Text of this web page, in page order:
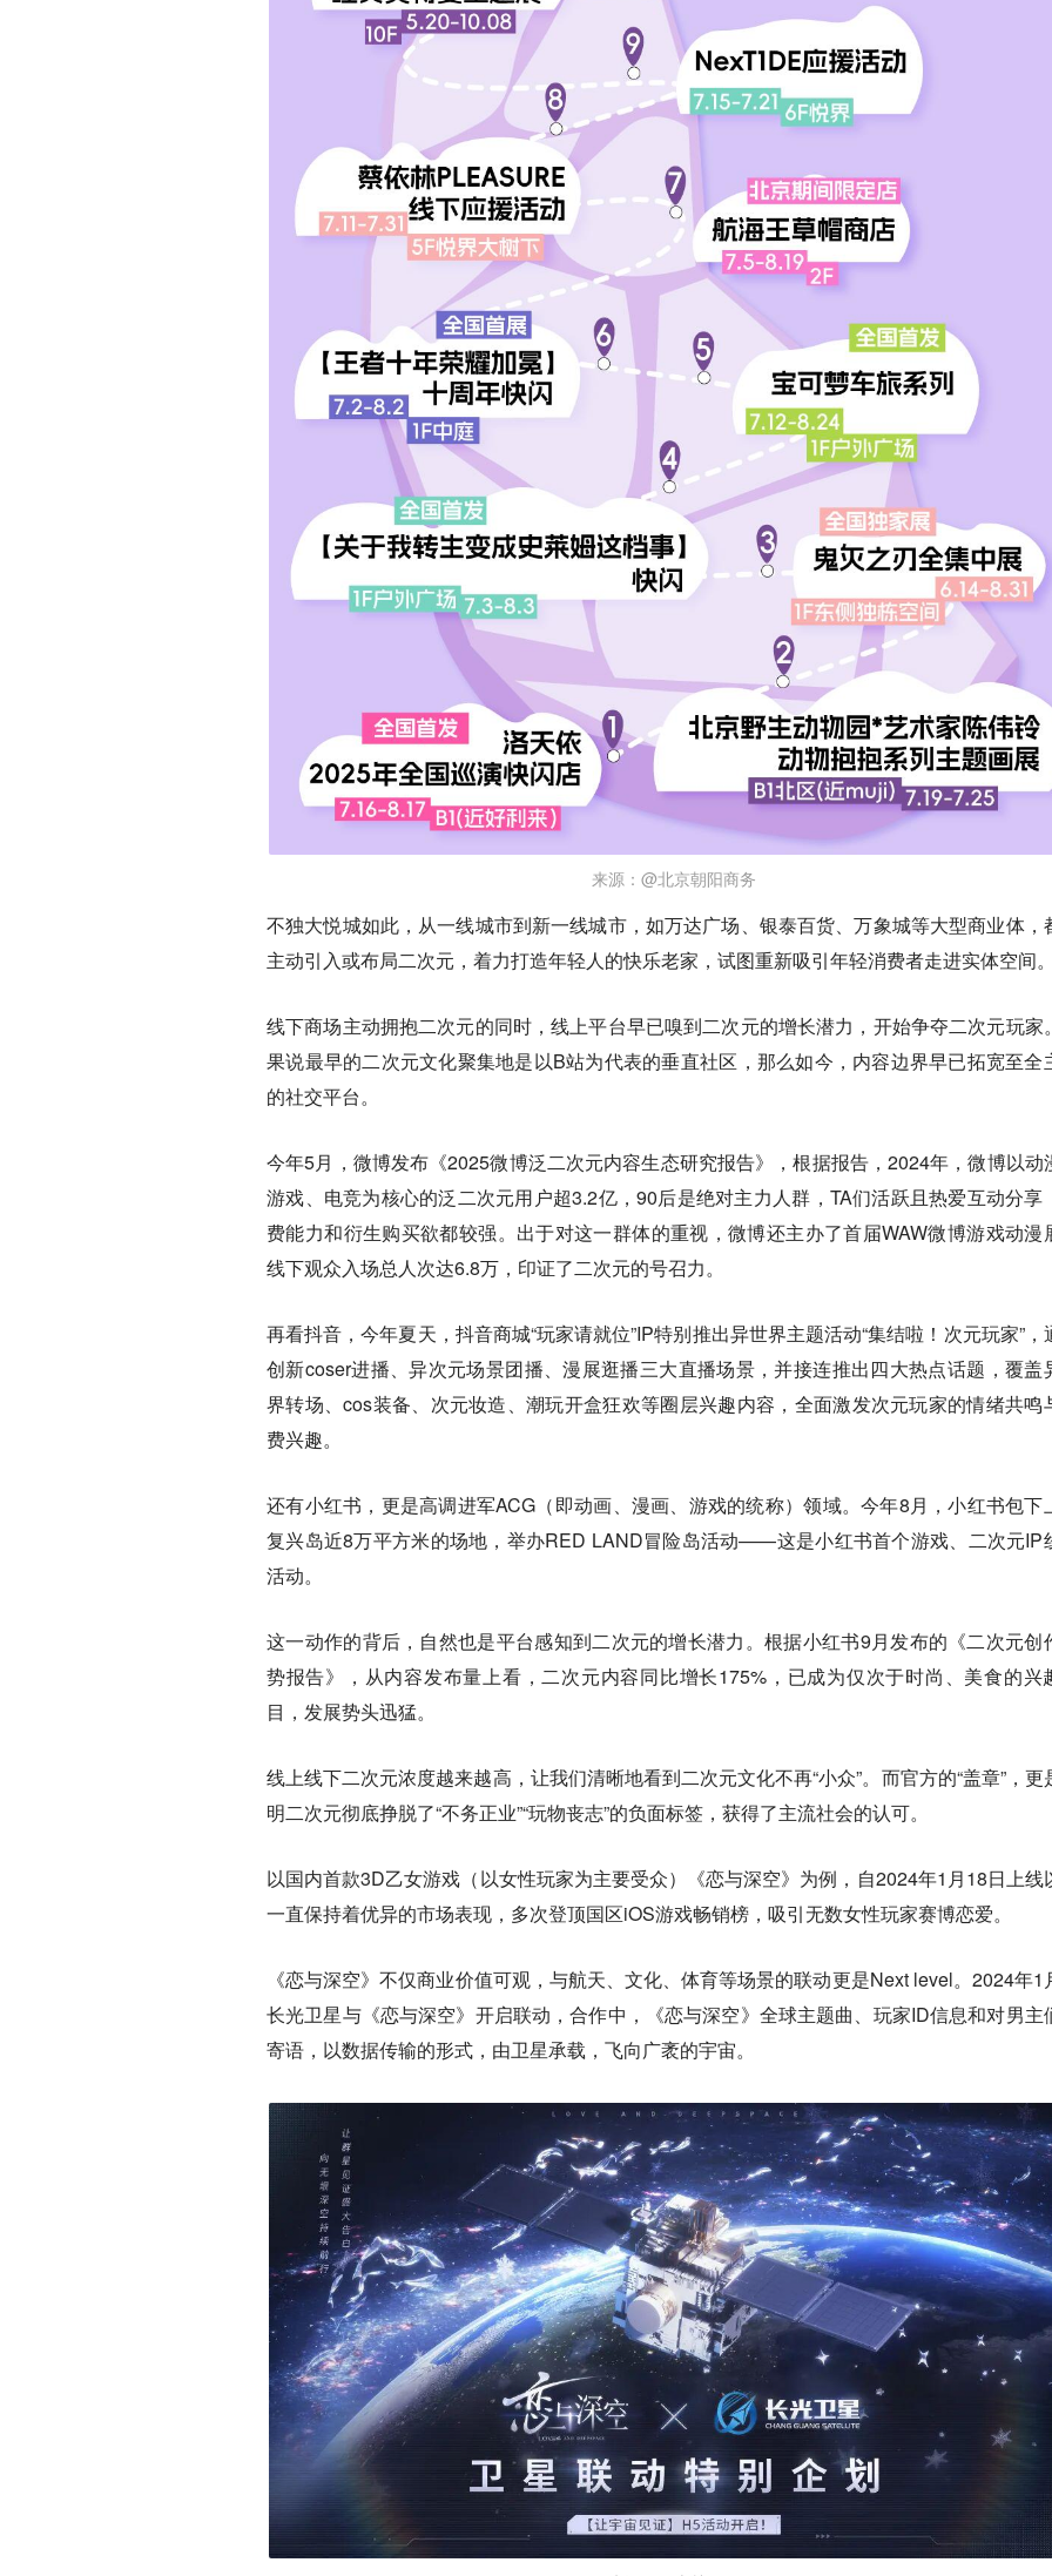
来源：@北京朝阳商务
不独大悦城如此，从一线城市到新一线城市，如万达广场、银泰百货、万象城等大型商业体，
主动引入或布局二次元，着力打造年轻人的快乐老家，试图重新吸引年轻消费者走进实体空间
线下商场主动拥抱二次元的同时，线上平台早已嗅到二次元的增长潜力，开始争夺二次元玩家
果说最早的二次元文化聚集地是以B站为代表的垂直社区，那么如今，内容边界早已拓宽至全
的社交平台。
今年5月，微博发布《2025微博泛二次元内容生态研究报告》，根据报告，2024年，微博以动
游戏、电竞为核心的泛二次元用户超3.2亿，90后是绝对主力人群，TA们活跃且热爱互动分享
费能力和衍生购买欲都较强。出于对这一群体的重视，微博还主办了首届WAW微博游戏动漫
线下观众入场总人次达6.8万，印证了二次元的号召力。
再看抖音，今年夏天，抖音商城“玩家请就位”IP特别推出异世界主题活动“集结啦！次元玩家”，
创新coser进播、异次元场景团播、漫展逛播三大直播场景，并接连推出四大热点话题，覆盖
界转场、cos装备、次元妆造、潮玩开盒狂欢等圈层兴趣内容，全面激发次元玩家的情绪共鸣
费兴趣。
还有小红书，更是高调进军ACG（即动画、漫画、游戏的统称）领域。今年8月，小红书包下
复兴岛近8万平方米的场地，举办RED LAND冒险岛活动——这是小红书首个游戏、二次元IP
活动。
这一动作的背后，自然也是平台感知到二次元的增长潜力。根据小红书9月发布的《二次元创
势报告》，从内容发布量上看，二次元内容同比增长175%，已成为仅次于时尚、美食的兴
目，发展势头迅猛。
线上线下二次元浓度越来越高，让我们清晰地看到二次元文化不再“小众”。而官方的“盖章”，更
明二次元彻底挣脱了“不务正业”“玩物丧志”的负面标签，获得了主流社会的认可。
以国内首款3D乙女游戏（以女性玩家为主要受众）《恋与深空》为例，自2024年1月18日上线
一直保持着优异的市场表现，多次登顶国区iOS游戏畅销榜，吸引无数女性玩家赛博恋爱。
《恋与深空》不仅商业价值可观，与航天、文化、体育等场景的联动更是Next level。2024年1
长光卫星与《恋与深空》开启联动，合作中，《恋与深空》全球主题曲、玩家ID信息和对男主
寄语，以数据传输的形式，由卫星承载，飞向广袤的宇宙。